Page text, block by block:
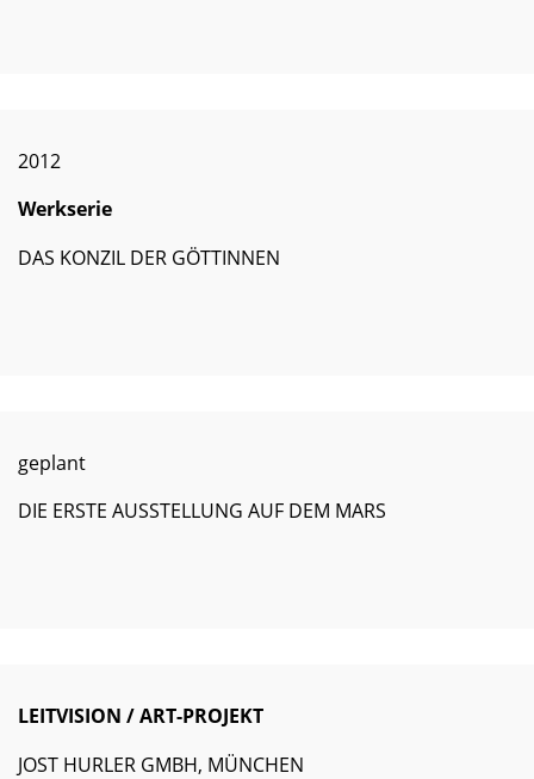
2012
Werkserie
DAS KONZIL DER GÖTTINNEN
geplant
DIE ERSTE AUSSTELLUNG AUF DEM MARS
LEITVISION / ART-PROJEKT
JOST HURLER GMBH, MÜNCHEN